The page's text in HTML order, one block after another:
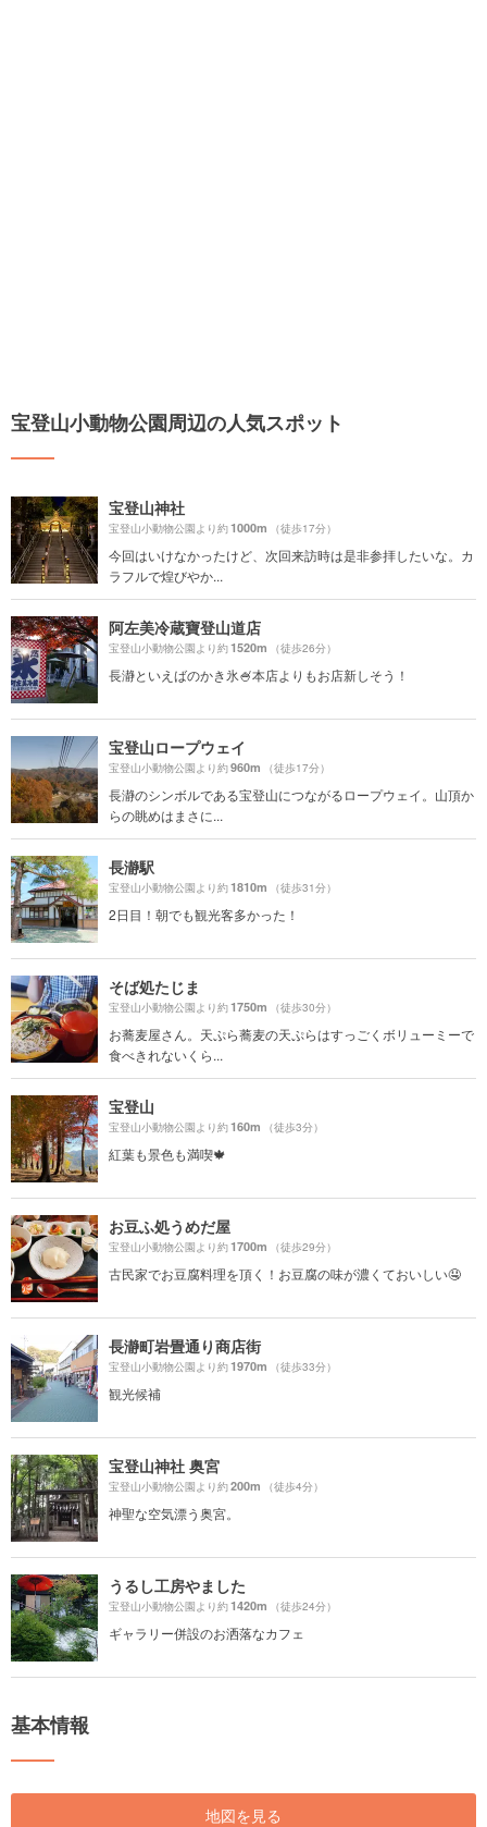
宝登山小動物公園周辺の人気スポット
宝登山神社
宝登山小動物公園より約1000m （徒歩17分）
今回はいけなかったけど、次回来訪時は是非参拝したいな。カ
ラフルで煌びやか...
阿左美冷蔵寶登山道店
宝登山小動物公園より約1520m （徒歩26分）
長瀞といえばのかき氷🍧本店よりもお店新しそう！
宝登山ロープウェイ
宝登山小動物公園より約960m （徒歩17分）
長瀞のシンボルである宝登山につながるロープウェイ。山頂か
らの眺めはまさに...
長瀞駅
宝登山小動物公園より約1810m （徒歩31分）
2日目！朝でも観光客多かった！
そば処たじま
宝登山小動物公園より約1750m （徒歩30分）
お蕎麦屋さん。天ぷら蕎麦の天ぷらはすっごくボリューミーで
食べきれないくら...
宝登山
宝登山小動物公園より約160m （徒歩3分）
紅葉も景色も満喫🍁
お豆ふ処うめだ屋
宝登山小動物公園より約1700m （徒歩29分）
古民家でお豆腐料理を頂く！お豆腐の味が濃くておいしい🤤
長瀞町岩畳通り商店街
宝登山小動物公園より約1970m （徒歩33分）
観光候補
宝登山神社 奥宮
宝登山小動物公園より約200m （徒歩4分）
神聖な空気漂う奥宮。
うるし工房やました
宝登山小動物公園より約1420m （徒歩24分）
ギャラリー併設のお洒落なカフェ
基本情報
地図を見る